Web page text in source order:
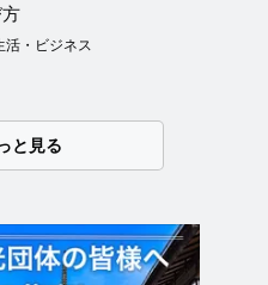
活・ビジネス
と見る